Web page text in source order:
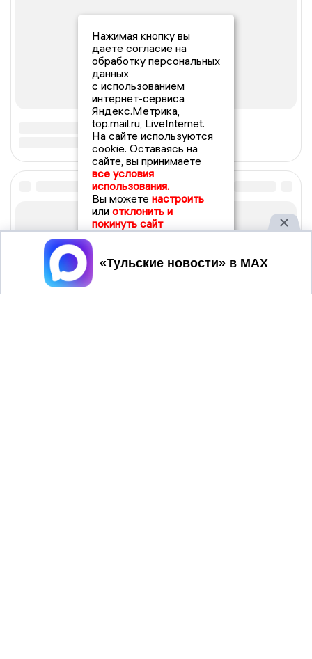
Нажимая кнопку вы
даете согласие на
обработку персональных
данных
с использованием
интернет-сервиса
Яндекс.Метрика,
top.mail.ru, LiveInternet.
На сайте используются
cookie. Оставаясь на
сайте, вы принимаете
все условия
использования.
Вы можете настроить
или отклонить и
покинуть сайт
Принять